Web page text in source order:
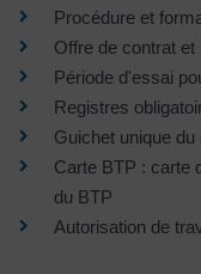
Procédure et
Offre de contrat
Période d'essai
Registres
Guichet unique
Carte BTP : carte
du BTP
Autorisation de